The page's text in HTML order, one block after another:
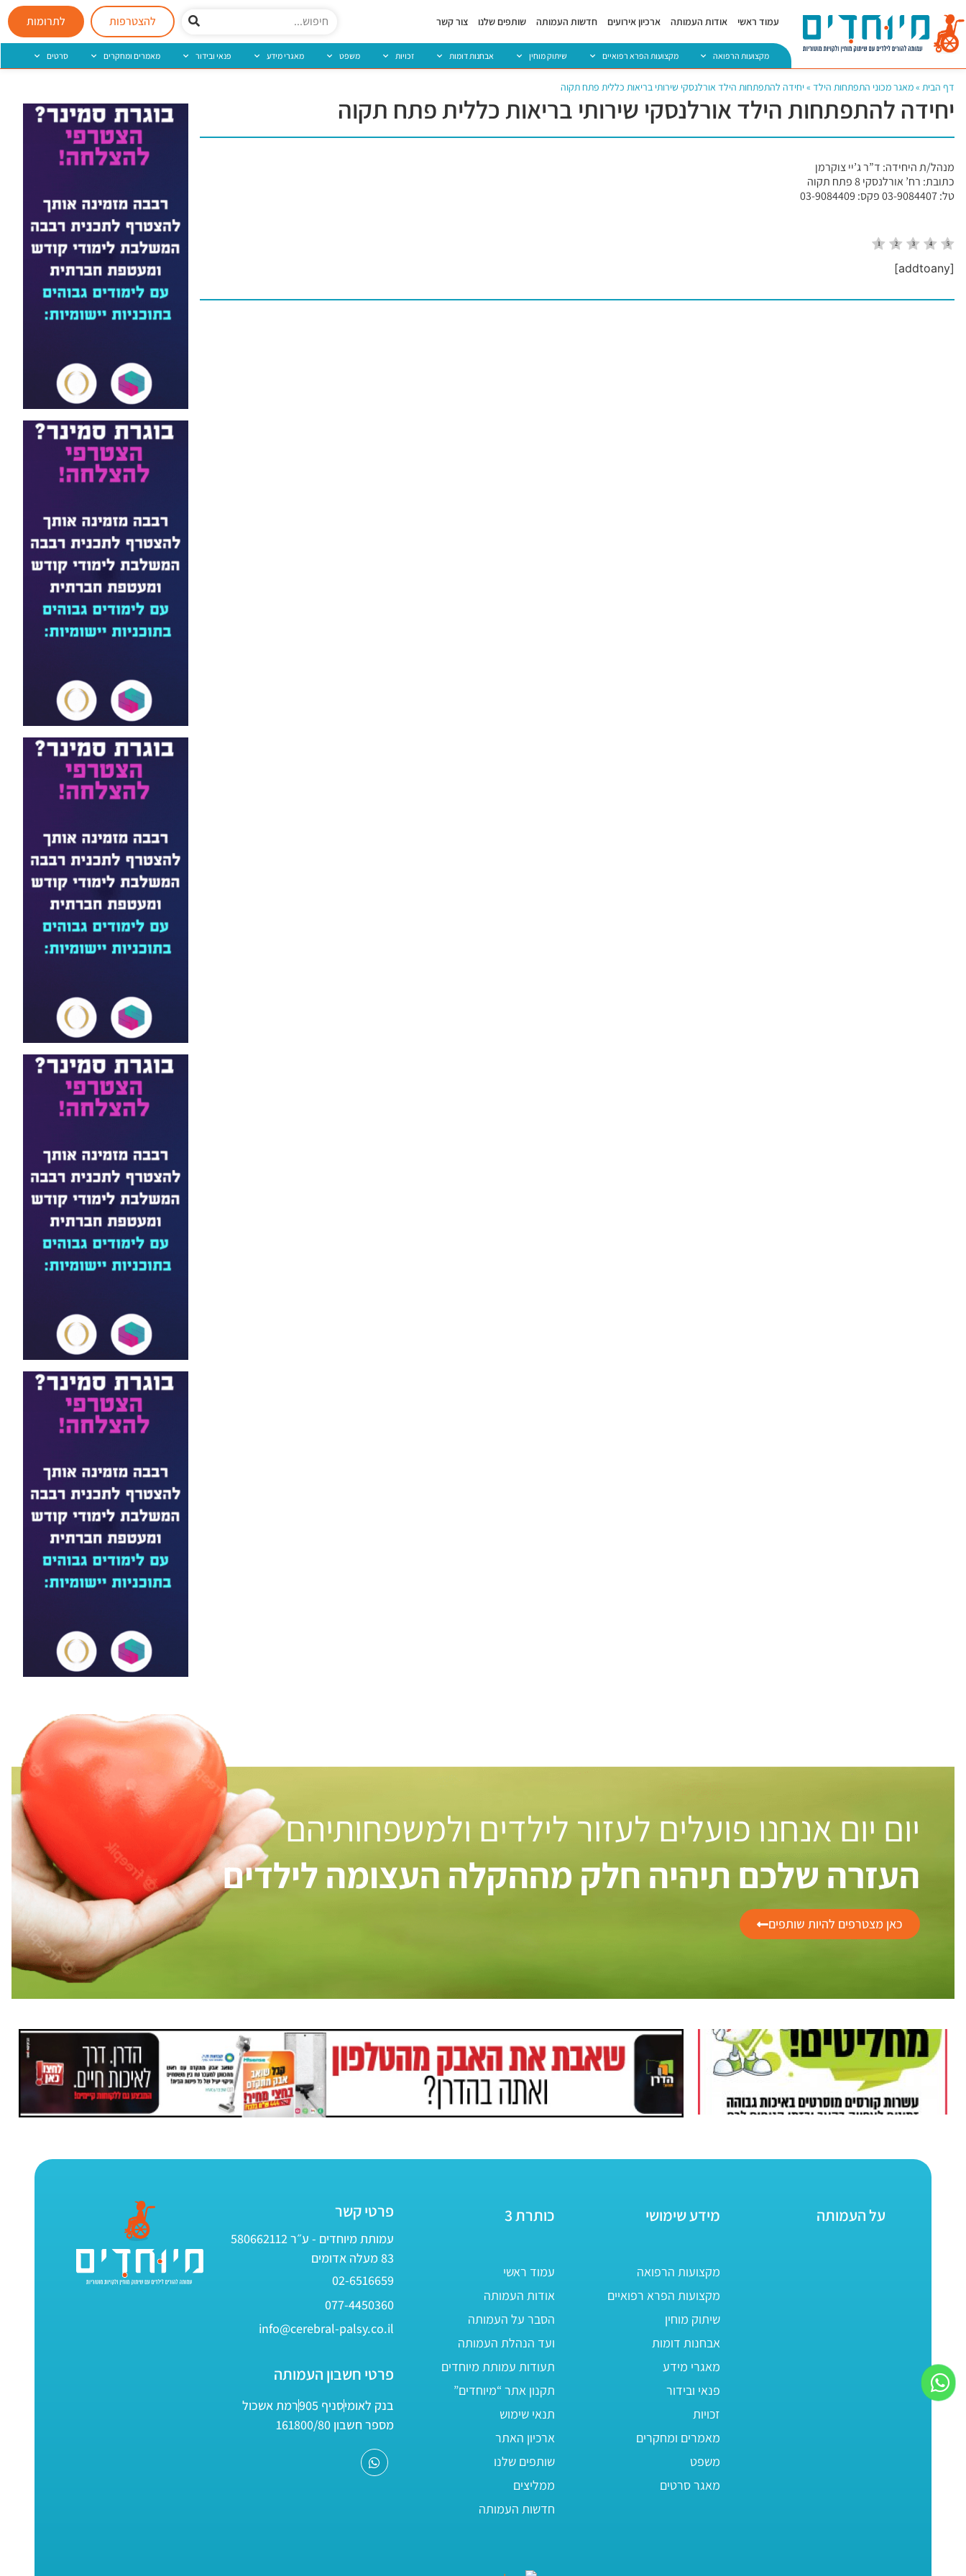
עמוד ראשי אודות העמותה ארכיון אירועים חדשות העמותה שותפים שלנו צור קשר להצטרפות לתרומות
מקצועות הרפואה מקצועות הפרא רפואיים שיתוק מוחין אבחנות דומות זכויות משפט מאגרי מידע פנאי ובידור מאמרים ומחקרים סרטים
דף הבית »מאגר מכוני התפתחות הילד »יחידה להתפתחות הילד אורלנסקי שירותי בריאות כללית פתח תקוה
יחידה להתפתחות הילד אורלנסקי שירותי בריאות כללית פתח תקוה
מנהל/ת היחידה: ד”ר ג’יי צוקרמן
כתובת: רח’ אורלנסקי 8 פתח תקוה
טל: 03-9084407 פקס: 03-9084409
[addtoany]
יום יום אנחנו פועלים לעזור לילדים ולמשפחותיהם
העזרה שלכם תיהיה חלק מההקלה העצומה לילדים
כאן מצטרפים להיות שותפים
על העמותה מידע שימושי
מקצועות הרפואה
מקצועות הפרא רפואיים
שיתוק מוחין
אבחנות דומות
מאגרי מידע
פנאי ובידור
זכויות
מאמרים ומחקרים
משפט
מאגר סרטים
כותרת 3
עמוד ראשי
אודות העמותה
הסבר על העמותה
ועד הנהלת העמותה
תעודות עמותת מיוחדים
תקנון אתר “מיוחדים”
תנאי שימוש
ארכיון האתר
שותפים שלנו
ממליצים
חדשות העמותה
פרטי קשר
עמותת מיוחדים - ע״ר 580662112
83 מעלה אדומים
02-6516659
077-4450360
info@cerebral-palsy.co.il
פרטי חשבון העמותה
בנק לאומיסניף 905
רמת אשכול
מספר חשבון 161800/80